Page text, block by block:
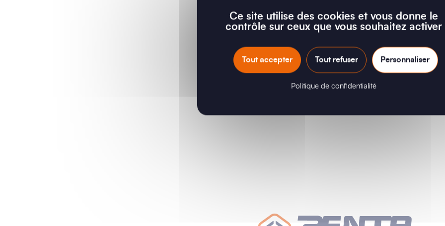
Ce site utilise des cookies et vous donne le
contrôle sur ceux que vous souhaitez activer
Tout accepter Tout refuser Personnaliser
Politique de confidentialité